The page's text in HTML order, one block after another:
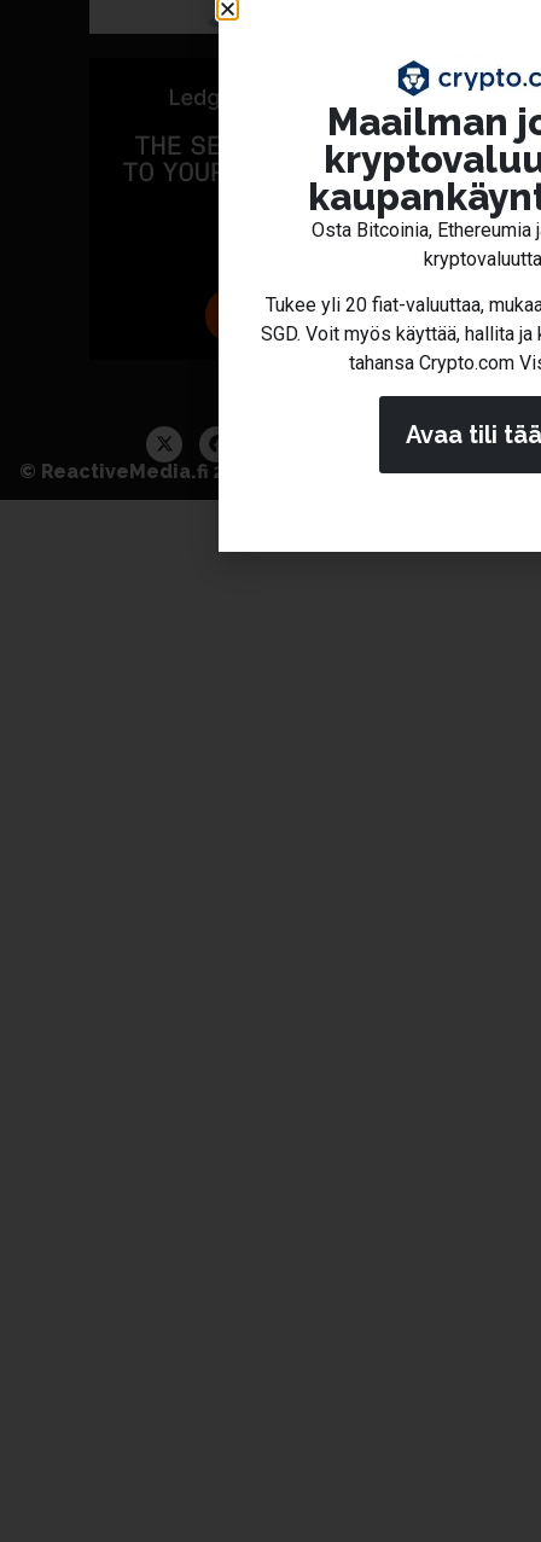
© ReactiveMedia.fi 2026 Kaikki oikeudet pidetään.
Maailman
Osta Bitcoinia, Ethereumia
Tukee yli 20 fiat-valuuttaa,
SGD. Voit myös käyttää, hallita
tahansa Crypto.com
Avaa tili